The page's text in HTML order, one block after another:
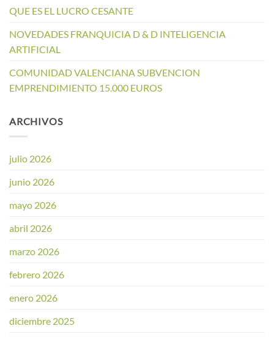
QUE ES EL LUCRO CESANTE
NOVEDADES FRANQUICIA D & D INTELIGENCIA
ARTIFICIAL
COMUNIDAD VALENCIANA SUBVENCION
EMPRENDIMIENTO 15.000 EUROS
ARCHIVOS
julio 2026
junio 2026
mayo 2026
abril 2026
marzo 2026
febrero 2026
enero 2026
diciembre 2025